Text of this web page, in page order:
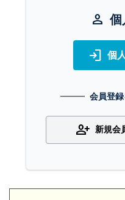
person 個
login 個
会員登
person_add 新規会